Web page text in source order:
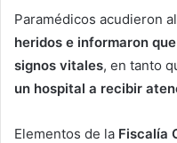
Paramédicos acudieron
heridos e informaron
signos vitales, en tanto
un hospital a recibir
Elementos de la Fiscalía